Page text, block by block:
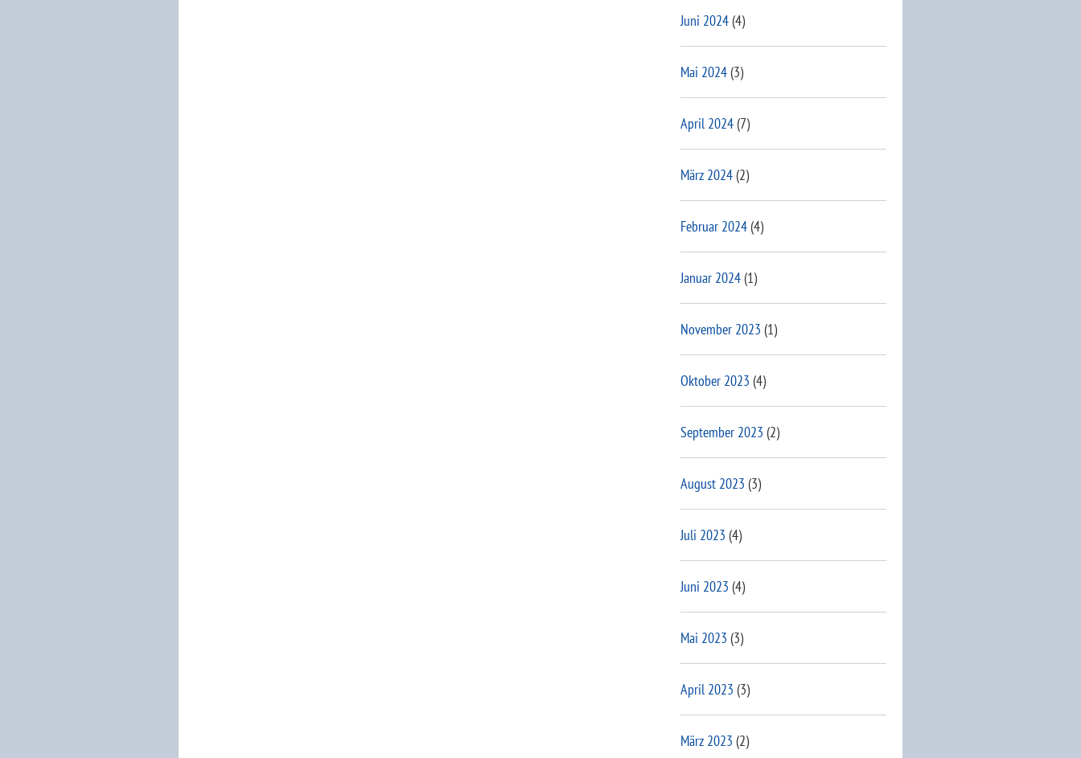
Juni 2024(4)
Mai 2024(3)
April 2024(7)
März 2024(2)
Februar 2024(4)
Januar 2024(1)
November 2023 (1)
Oktober 2023 (4)
September 2023 (2)
August 2023 (3)
Juli 2023 (4)
Juni 2023 (4)
Mai 2023 (3)
April 2023 (3)
März 2023 (2)